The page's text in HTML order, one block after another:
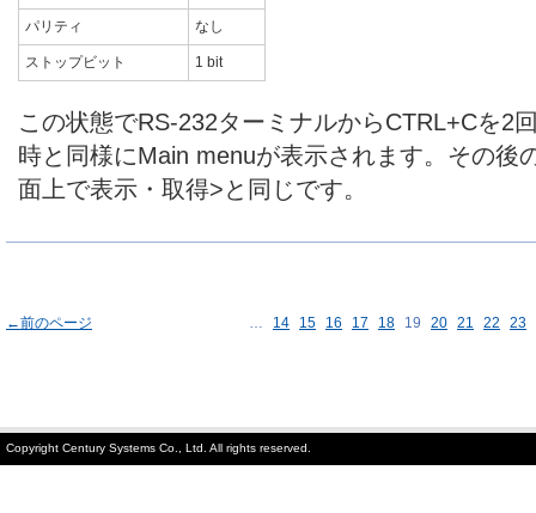
パリティ なし
ストップビット 1 bit
この状態でRS-232ターミナルからCTRL+Cを2
時と同様にMain menuが表示されます。その後
面上で表示・取得>と同じです。
←前のページ … 14 15 16 17 18 19 20 21 22 23
Copyright Century Systems Co., Ltd. All rights reserved.